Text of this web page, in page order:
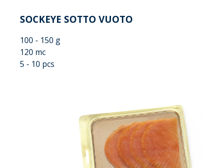
SOCKEYE SOTTO VUOTO
100 - 150 g
120 mc
5 - 10 pcs